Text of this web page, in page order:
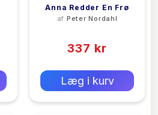
Anna Redder En Frø
af Peter Nordahl
337 kr
Læg i kurv